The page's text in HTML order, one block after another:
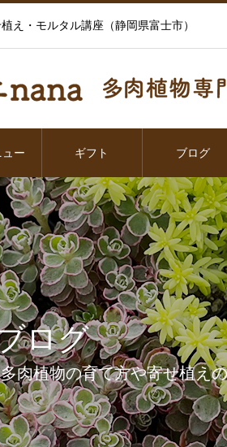
え・モルタル講座（静岡県富士市）
ー ギフト ブログ
ログ
肉植物の育て方や寄せ植え